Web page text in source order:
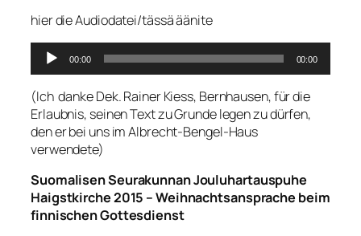
hier die Audiodatei/tässä äänite
Audio-
Player
00:00 00:00
(Ich danke Dek. Rainer Kiess, Bernhausen, für die
Erlaubnis, seinen Text zu Grunde legen zu dürfen,
den er bei uns im Albrecht-Bengel-Haus
verwendete)
Suomalisen Seurakunnan Jouluhartauspuhe
Haigstkirche 2015 – Weihnachtsansprache beim
finnischen Gottesdienst